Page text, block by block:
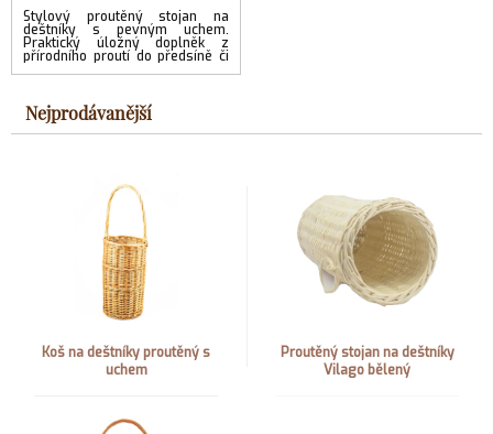
Stylový proutěný stojan na
deštníky s pevným uchem.
Praktický úložný doplněk z
přírodního proutí do předsíně či
Nejprodávanější
Koš na deštníky proutěný s
uchem
Proutěný stojan na deštníky
Vilago bělený